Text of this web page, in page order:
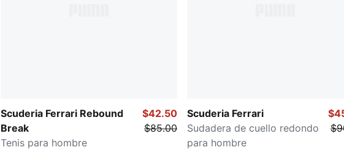
Scuderia Ferrari Rebound
Break
Tenis para hombre
$42.50
$85.00
Scuderia Ferrari
Sudadera de cuello redondo
para hombre